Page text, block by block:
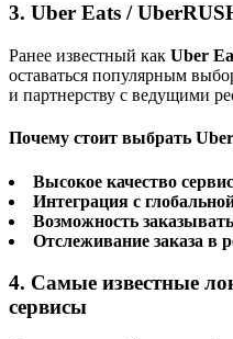
3. Uber Eats /
Ранее известный как Uber
оставаться популярным
и партнерству с ведущими
Почему стоит выбрать
Высокое качество
Интеграция с
Возможность
Отслеживание заказа в
4. Самые известные
сервисы